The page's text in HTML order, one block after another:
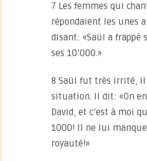
7 Les femmes qui
répondaient les unes
disant: «Saül a frappé
ses 10’000.»
8 Saül fut très irrité,
situation. Il dit: «On en
David, et c’est à moi
1000! Il ne lui
royauté!»